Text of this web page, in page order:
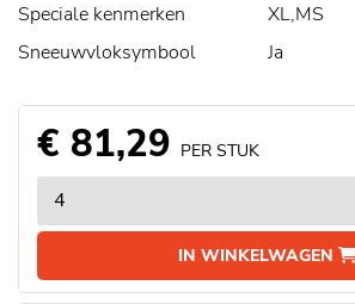
Speciale kenmerken
XL,MS
Sneeuwvloksymbool
Ja
€ 81,29 PER STUK
IN WINKELWAGEN